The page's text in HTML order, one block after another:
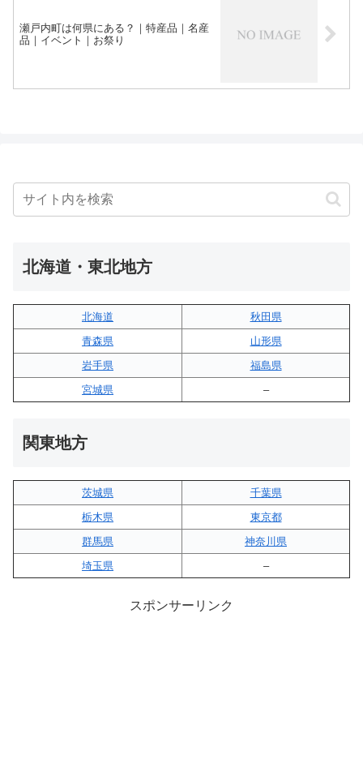
瀬戸内町は何県にある？｜特産品｜名産
品｜イベント｜お祭り
北海道・東北地方
北海道
秋田県
青森県
山形県
岩手県
福島県
宮城県
–
関東地方
茨城県
千葉県
栃木県
東京都
群馬県
神奈川県
埼玉県
–
スポンサーリンク